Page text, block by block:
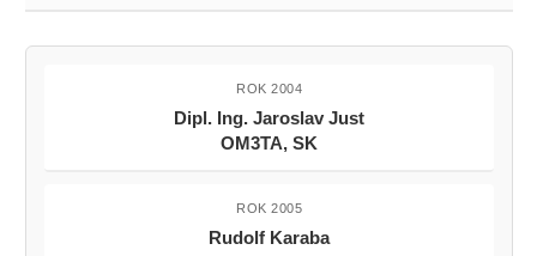
ROK 2004
Dipl. Ing. Jaroslav Just
OM3TA, SK
ROK 2005
Rudolf Karaba